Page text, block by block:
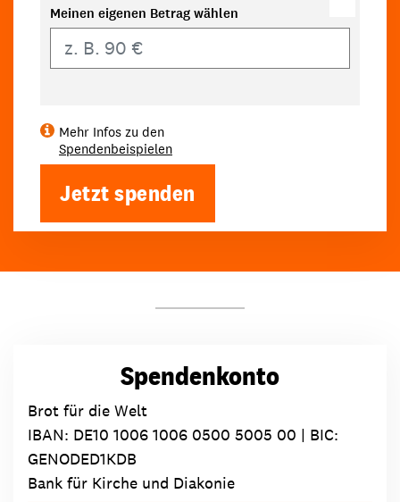
Meinen eigenen Betrag wählen
Mehr Infos zu den
Spendenbeispielen
Jetzt spenden
Spendenkonto
Brot für die Welt
IBAN: DE10 1006 1006 0500 5005 00 | BIC:
GENODED1KDB
Bank für Kirche und Diakonie